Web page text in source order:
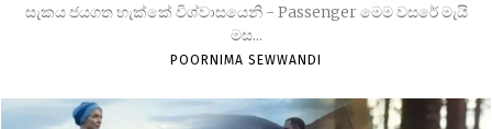
සැකය ජයගත හැක්කේ විශ්වාසයෙනි - Passenger මෙම වසරේ මැයි
මස...
POORNIMA SEWWANDI